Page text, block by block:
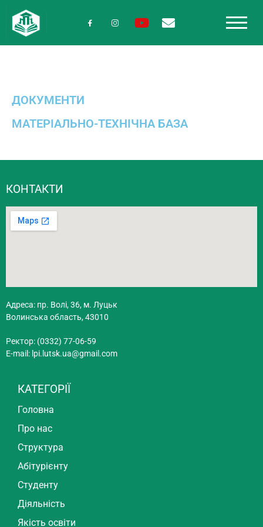
ДОКУМЕНТИ
МАТЕРІАЛЬНО-ТЕХНІЧНА БАЗА
КОНТАКТИ
Адреса: пр. Волі, 36, м. Луцьк
Волинська область, 43010
Ректор: (0332) 77-06-59
E-mail: lpi.lutsk.ua@gmail.com
КАТЕГОРІЇ
Головна
Про нас
Структура
Абітурієнту
Студенту
Діяльність
Якість освіти